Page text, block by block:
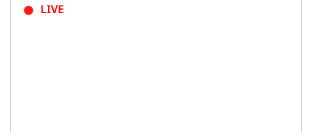
LIVE